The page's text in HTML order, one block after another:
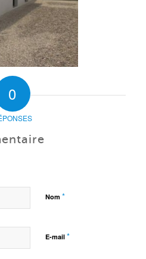
0
Nom *
E-mail *